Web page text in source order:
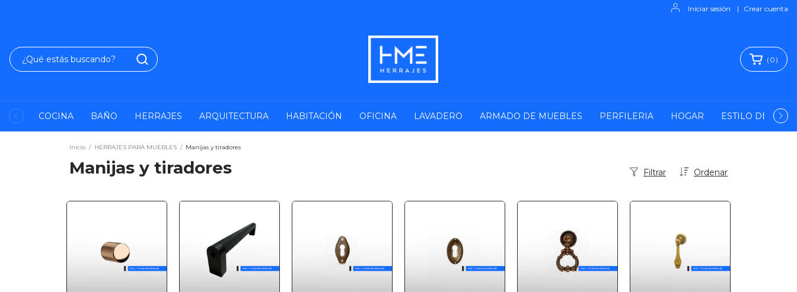
Iniciar sesión | Crear cuenta
( 0 )
COCINA BAÑO HERRAJES ARQUITECTURA HABITACIÓN OFICINA LAVADERO ARMADO DE MUEBLES PERFILERIA HOGAR ESTILO DE VIDA
Inicio / HERRAJES PARA MUEBLES / Manijas y tiradores
Manijas y tiradores Ordenar
Filtrar